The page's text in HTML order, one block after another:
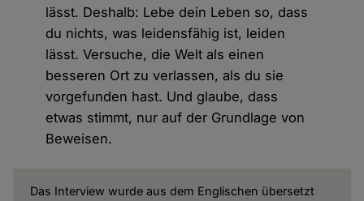
lässt. Deshalb: Lebe dein Leben so, dass
du nichts, was leidensfähig ist, leiden
lässt. Versuche, die Welt als einen
besseren Ort zu verlassen, als du sie
vorgefunden hast. Und glaube, dass
etwas stimmt, nur auf der Grundlage von
Beweisen.
Das Interview wurde aus dem Englischen übersetzt